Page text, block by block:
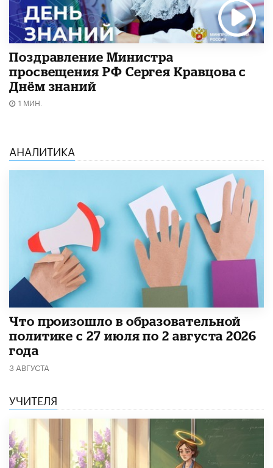
Поздравление Министра
просвещения РФ Сергея Кравцова с
Днём знаний
1 МИН.
АНАЛИТИКА
​Что произошло в образовательной
политике с 27 июля по 2 августа 2026
года
3 АВГУСТА
УЧИТЕЛЯ